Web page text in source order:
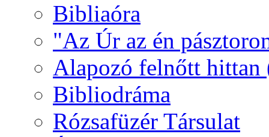
Bibliaóra
"Az Úr az én
Alapozó felnőtt hittan
Bibliodráma
Rózsafüzér Társulat